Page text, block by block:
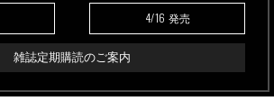
4/16 発売
雑誌定期購読のご案内